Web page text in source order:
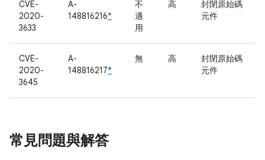
CVE-
2020-
3633
A-
148816216*
不
適
用
高
封閉原始碼
元件
CVE-
2020-
3645
A-
148816217*
無 高
封閉原始碼
元件
常見問題與解答